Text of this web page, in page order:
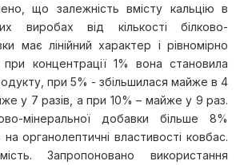
що залежність вмісту кальцію в
виробах від кількості білково-
має лінійний характер і рівномірно
при концентрації 1% вона становила
при 5% - збільшилася майже в 4
у 7 разів, а при 10% – майже у 9 раз.
мінеральної добавки більше 8%
органолептичні властивості ковбас.
Запропоновано використання